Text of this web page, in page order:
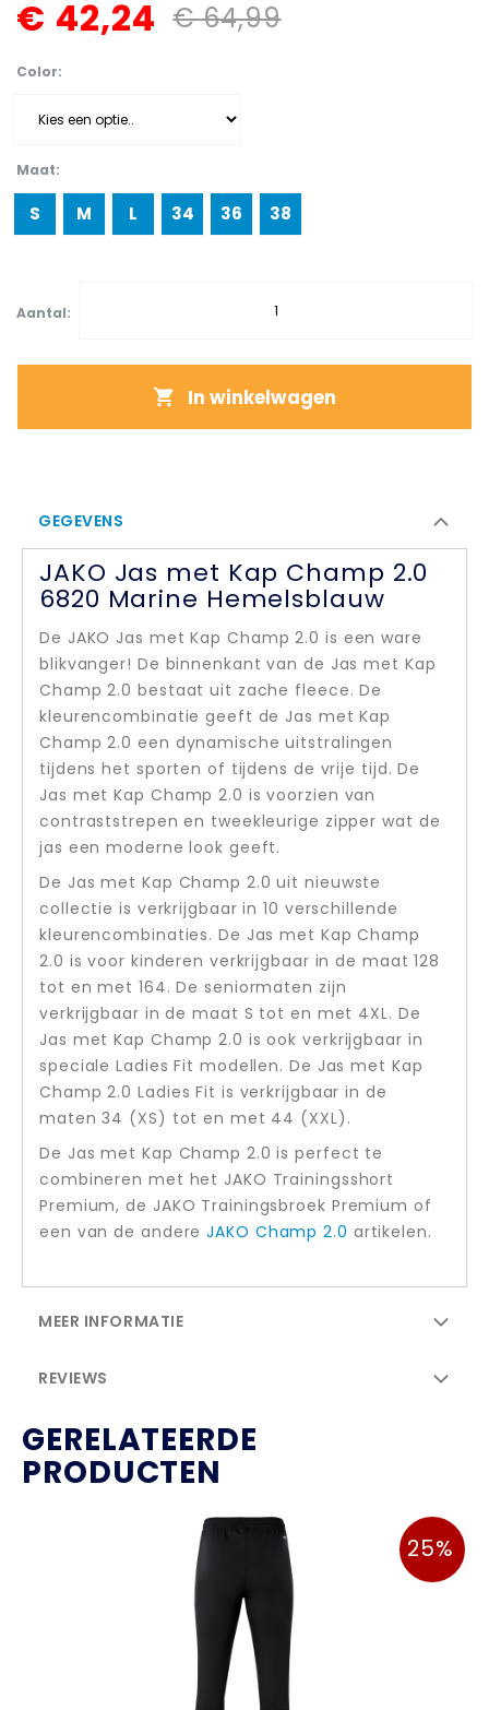
€ 42,24 € 64,99
Color
Maat
S M L 34 36 38
Aantal:
In winkelwagen
GEGEVENS
JAKO Jas met Kap Champ 2.0
6820 Marine Hemelsblauw
De JAKO Jas met Kap Champ 2.0 is een ware
blikvanger! De binnenkant van de Jas met Kap
Champ 2.0 bestaat uit zache fleece. De
kleurencombinatie geeft de Jas met Kap
Champ 2.0 een dynamische uitstralingen
tijdens het sporten of tijdens de vrije tijd. De
Jas met Kap Champ 2.0 is voorzien van
contraststrepen en tweekleurige zipper wat de
jas een moderne look geeft.
De Jas met Kap Champ 2.0 uit nieuwste
collectie is verkrijgbaar in 10 verschillende
kleurencombinaties. De Jas met Kap Champ
2.0 is voor kinderen verkrijgbaar in de maat 128
tot en met 164. De seniormaten zijn
verkrijgbaar in de maat S tot en met 4XL. De
Jas met Kap Champ 2.0 is ook verkrijgbaar in
speciale Ladies Fit modellen. De Jas met Kap
Champ 2.0 Ladies Fit is verkrijgbaar in de
maten 34 (XS) tot en met 44 (XXL).
De Jas met Kap Champ 2.0 is perfect te
combineren met het JAKO Trainingsshort
Premium, de JAKO Trainingsbroek Premium of
een van de andereJAKO Champ 2.0 artikelen.
MEER INFORMATIE
REVIEWS
GERELATEERDE
PRODUCTEN
25%